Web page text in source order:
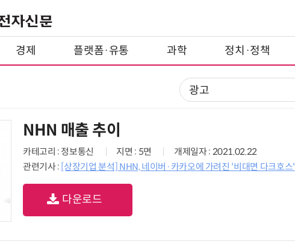
경제 플랫폼·유통 과학 정치·정책
NHN 매출 추이
카테고리 : 정보통신 지면 : 5면
개제일자 : 2021.02.22
관련기사 : [상장기업 분석] NHN, 네이버·카카오에 가려진 '비대면 다크호스'
다운로드